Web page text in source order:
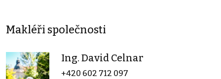
Makléři společnosti
Ing. David Celnar
+420 602 712 097